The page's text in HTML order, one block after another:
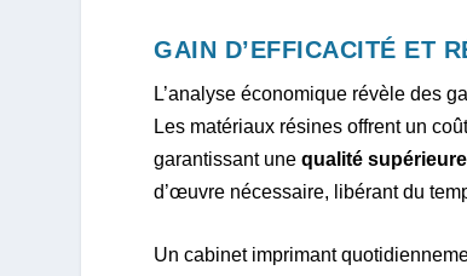
GAIN D’EFFICACITÉ ET
L’analyse économique révèle des
Les matériaux résines offrent un
garantissant unequalité supérieure
d’œuvre nécessaire, libérant du
Un cabinet imprimant